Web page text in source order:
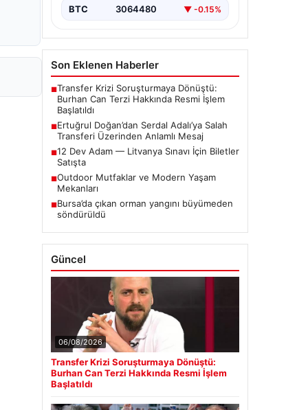
BTC 3064480 ▼ -0.15%
Son Eklenen Haberler
■Transfer Krizi Soruşturmaya Dönüştü:
Burhan Can Terzi Hakkında Resmi İşlem
Başlatıldı
■Ertuğrul Doğan’dan Serdal Adalı’ya Salah
Transferi Üzerinden Anlamlı Mesaj
■12 Dev Adam — Litvanya Sınavı İçin Biletler
Satışta
■Outdoor Mutfaklar ve Modern Yaşam
Mekanları
■Bursa’da çıkan orman yangını büyümeden
söndürüldü
Güncel
06/08/2026
Transfer Krizi Soruşturmaya Dönüştü:
Burhan Can Terzi Hakkında Resmi İşlem
Başlatıldı